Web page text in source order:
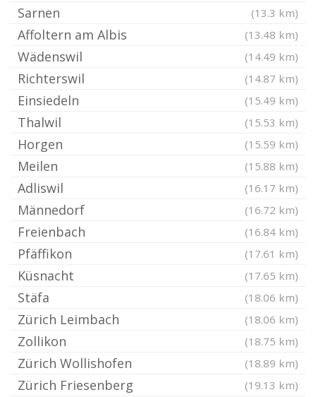
Sarnen (13.3 km)
Affoltern am Albis (13.48 km)
Wädenswil (14.49 km)
Richterswil (14.87 km)
Einsiedeln (15.49 km)
Thalwil (15.53 km)
Horgen (15.59 km)
Meilen (15.88 km)
Adliswil (16.17 km)
Männedorf (16.72 km)
Freienbach (16.84 km)
Pfäffikon (17.61 km)
Küsnacht (17.65 km)
Stäfa (18.06 km)
Zürich Leimbach (18.06 km)
Zollikon (18.75 km)
Zürich Wollishofen (18.89 km)
Zürich Friesenberg (19.13 km)